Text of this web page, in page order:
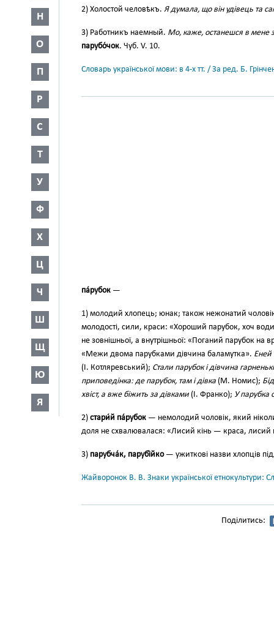
Н
О
П
Р
С
Т
У
Ф
Х
Ц
Ч
Ш
Щ
Ю
Я
2) Холостой человѣкъ. Я думала, що він удівець та
3) Работникъ наемный. Мо, каже, останешся в мене
парубо́чок. Чуб. V. 10.
Словарь української мови: в 4-х тт. / За ред. Б.
па́рубок —
1) молодий хлопець; юнак; також нежонатий
молодості, сили, кра­си: «Хороший парубок, хоч
не зовнішньої, а внутрішньої: «Поганий парубок на
«Межи двома па­рубками дівчина баламутка». Еней
(І. Котляревський); Стали парубок і дівчина
приповедінка: де парубок, там і дівка (М. Номис);
хвіст, а вже біжить за дівками (І. Франко); У парубка
2) ста­ри́й па́рубок — немолодий чоловік, який
доля не схвалювалася: «Лисий кінь — кра­са, лисий
3) па­рубча́к, парубі́йко— ужиткові назви хлопців
Жайворонок В. В. Знаки української етнокультури:
Поділитись: